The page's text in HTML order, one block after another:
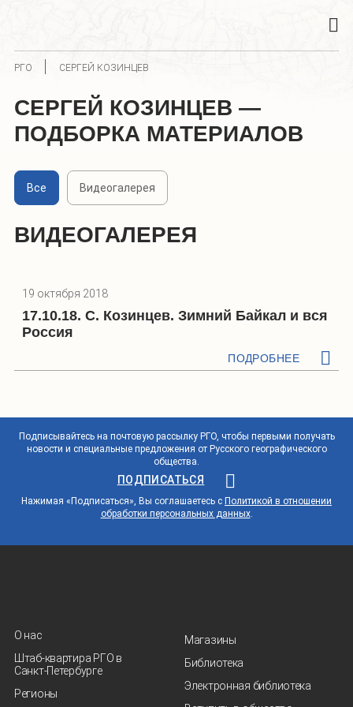
РГО СЕРГЕЙ КОЗИНЦЕВ
СЕРГЕЙ КОЗИНЦЕВ —
ПОДБОРКА МАТЕРИАЛОВ
Все Видеогалерея
ВИДЕОГАЛЕРЕЯ
19 октября 2018
17.10.18. С. Козинцев. Зимний Байкал и вся
Россия
ПОДРОБНЕЕ
Подписывайтесь на почтовую рассылку РГО, чтобы первыми получать
новости и специальные предложения от Русского географического
общества.
ПОДПИСАТЬСЯ
Нажимая «Подписаться», Вы соглашаетесь с Политикой в отношении
обработки персональных данных.
О нас
Штаб-квартира РГО в
Санкт‑Петербурге
Регионы
Магазины
Библиотека
Электронная библиотека